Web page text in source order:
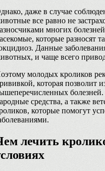
даже в случае
все равно не
многих
которые разносят
Данные
и чаще всего
молодых кроликов
которая позволит
средства, а также
которые помогут
лечить